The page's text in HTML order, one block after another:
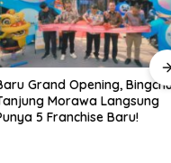
Bupati Dukung
Budaya Melayu Melalui
Bertanjak Jilid 7 Tahun